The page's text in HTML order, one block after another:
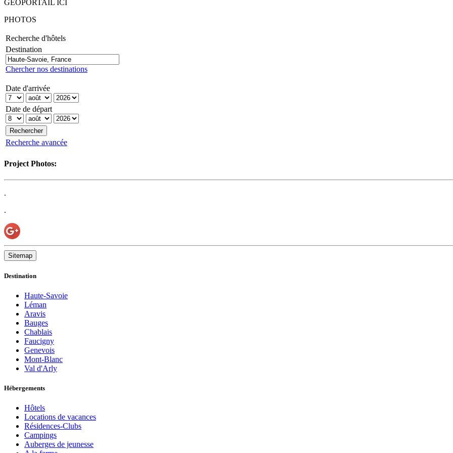
GEOPORTAIL ICI
PHOTOS
Recherche d'hôtels
Destination
Chercher nos destinations
Date d'arrivée
Date de départ
Recherche avancée
Project Photos:
.
.
Sitemap
Destination
Haute-Savoie
Léman
Aravis
Bauges
Chablais
Faucigny
Genevois
Mont-Blanc
Val d'Arly
Hébergements
Hôtels
Locations de vacances
Résidences-Clubs
Campings
Auberges de jeunesse